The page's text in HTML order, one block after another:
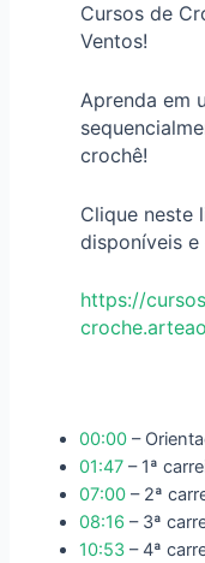
Cursos de
Ventos!
Aprenda em
crochê!
Clique neste
disponíveis e
https://
00:00 –
01:47 – 1ª
07:00 – 2ª
08:16 – 3ª
10:53 – 4ª